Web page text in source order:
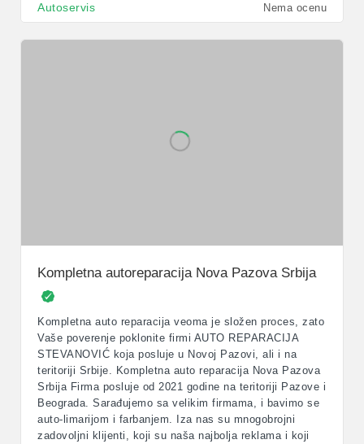
Autoservis Nema ocenu
Kompletna autoreparacija Nova Pazova Srbija
Kompletna auto reparacija veoma je složen proces, zato
Vaše poverenje poklonite firmi AUTO REPARACIJA
STEVANOVIĆ koja posluje u Novoj Pazovi, ali i na
teritoriji Srbije. Kompletna auto reparacija Nova Pazova
Srbija Firma posluje od 2021 godine na teritoriji Pazove i
Beograda. Sarađujemo sa velikim firmama, i bavimo se
auto-limarijom i farbanjem. Iza nas su mnogobrojni
zadovoljni klijenti, koji su naša najbolja reklama i koji